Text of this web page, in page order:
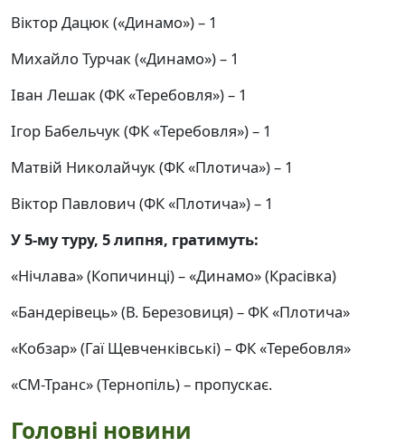
Віктор Дацюк («Динамо») – 1
Михайло Турчак («Динамо») – 1
Іван Лешак (ФК «Теребовля») – 1
Ігор Бабельчук (ФК «Теребовля») – 1
Матвій Николайчук (ФК «Плотича») – 1
Віктор Павлович (ФК «Плотича») – 1
У 5-му туру, 5 липня, гратимуть:
«Нічлава» (Копичинці) – «Динамо» (Красівка)
«Бандерівець» (В. Березовиця) – ФК «Плотича»
«Кобзар» (Гаї Щевченківські) – ФК «Теребовля»
«СМ-Транс» (Тернопіль) – пропускає.
Головні новини